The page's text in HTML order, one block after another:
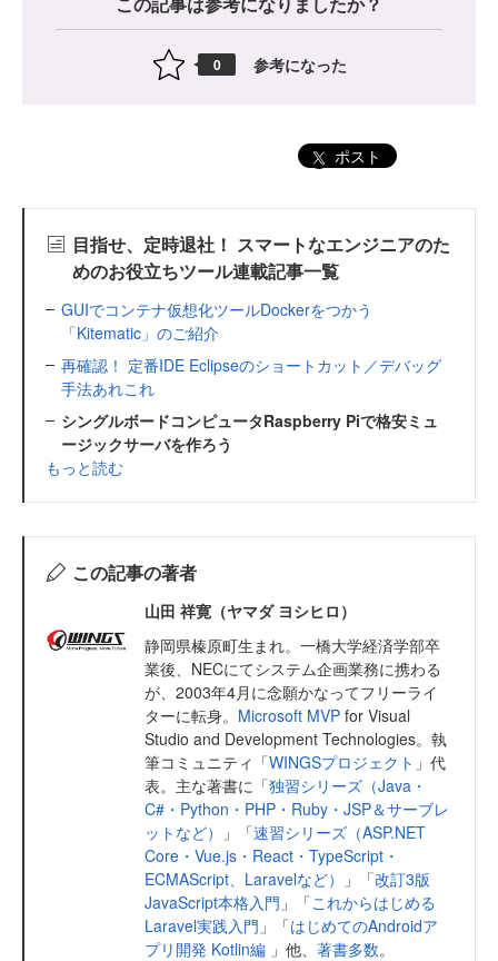
0 参考になった
ポスト
目指せ、定時退社！ スマートなエンジニアのた
めのお役立ちツール連載記事一覧
GUIでコンテナ仮想化ツールDockerをつかう
「Kitematic」のご紹介
再確認！ 定番IDE Eclipseのショートカット／デバッグ
手法あれこれ
シングルボードコンピュータRaspberry Piで格安ミュ
ージックサーバを作ろう
もっと読む
この記事の著者
山田 祥寛（ヤマダ ヨシヒロ）
静岡県榛原町生まれ。一橋大学経済学部卒
業後、NECにてシステム企画業務に携わる
が、2003年4月に念願かなってフリーライ
ターに転身。 Microsoft MVP for Visual
Studio and Development Technologies。執
筆コミュニティ「WINGSプロジェクト 」代
表。主な著書に「独習シリーズ（Java・
C#・Python・PHP・Ruby・JSP＆サーブレ
ットなど）
」「速習シリーズ（ASP.NET
Core・Vue.js・React・TypeScript・
ECMAScript、Laravelなど）
」「改訂3版
JavaScript本格入門 」「これからはじめる
Laravel実践入門 」「はじめてのAndroidア
プリ開発 Kotlin編 」他、 著書多数。